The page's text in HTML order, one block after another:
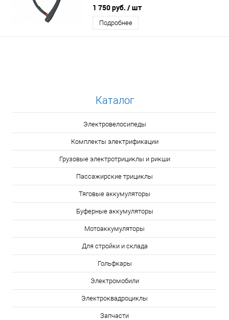
1 750 руб. / шт
Подробнее
Каталог
Электровелосипеды
Комплекты электрификации
Грузовые электротрициклы и рикши
Пассажирские трициклы
Тяговые аккумуляторы
Буферные аккумуляторы
Мотоаккумуляторы
Для стройки и склада
Гольфкары
Электромобили
Электроквадроциклы
Запчасти